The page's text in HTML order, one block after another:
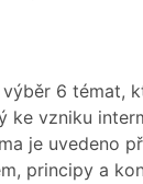
6 témat,
ke vzniku
je uvedeno
principy a